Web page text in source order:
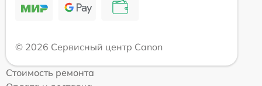
© 2026 Сервисный центр Canon
Стоимость ремонта